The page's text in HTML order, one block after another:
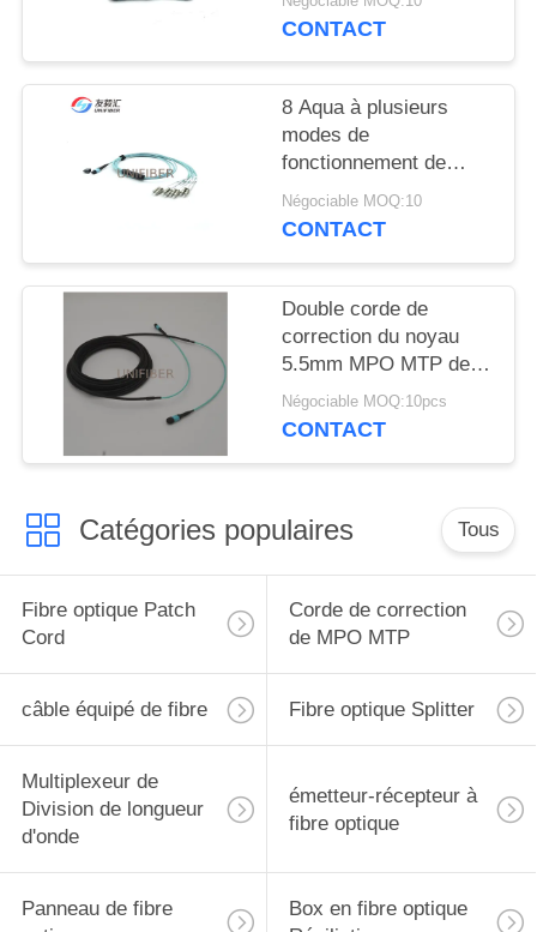
POLICY
tronc d'élite
CONTACT
8 Aqua à plusieurs
modes de
fonctionnement de
câble de correction du
noyau OM3 2M MTP
Négociable MOQ:10
CONTACT
Double corde de
correction du noyau
5.5mm MPO MTP de la
gaine 12
Négociable MOQ:10pcs
CONTACT
Catégories populaires Tous
Fibre optique Patch
Cord
Corde de correction
de MPO MTP
câble équipé de fibre Fibre optique Splitter
Multiplexeur de
Division de longueur
d'onde
émetteur-récepteur à
fibre optique
Panneau de fibre
Box en fibre optique